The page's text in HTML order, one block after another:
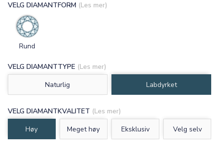
VELG DIAMANTTYPE (Les mer)
Naturlig
Labdyrket
VELG DIAMANTKVALITET (Les mer)
Høy
Meget høy Eksklusiv Velg selv
VELG DIAMANTFORM (Les mer)
Rund